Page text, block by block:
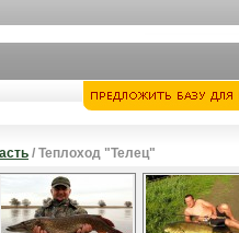
/ Теплоход "Телец"